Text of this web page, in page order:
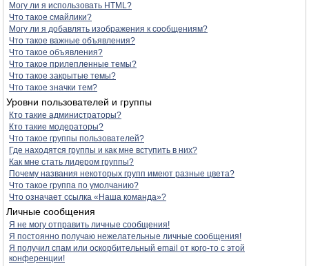
Могу ли я использовать HTML?
Что такое смайлики?
Могу ли я добавлять изображения к сообщениям?
Что такое важные объявления?
Что такое объявления?
Что такое прилепленные темы?
Что такое закрытые темы?
Что такое значки тем?
Уровни пользователей и группы
Кто такие администраторы?
Кто такие модераторы?
Что такое группы пользователей?
Где находятся группы и как мне вступить в них?
Как мне стать лидером группы?
Почему названия некоторых групп имеют разные цвета?
Что такое группа по умолчанию?
Что означает ссылка «Наша команда»?
Личные сообщения
Я не могу отправить личные сообщения!
Я постоянно получаю нежелательные личные сообщения!
Я получил спам или оскорбительный email от кого-то с этой
конференции!